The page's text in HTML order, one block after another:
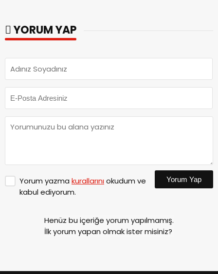
YORUM YAP
Yorum yazma kurallarınıokudum ve
kabul ediyorum.
Yorum Yap
Henüz bu içeriğe yorum yapılmamış.
İlk yorum yapan olmak ister misiniz?